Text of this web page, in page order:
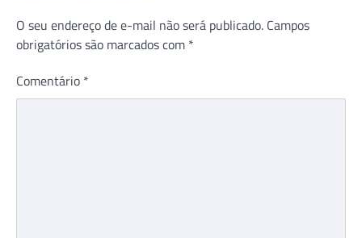
O seu endereço de e-mail não será publicado. Campos
obrigatórios são marcados com *
Comentário *